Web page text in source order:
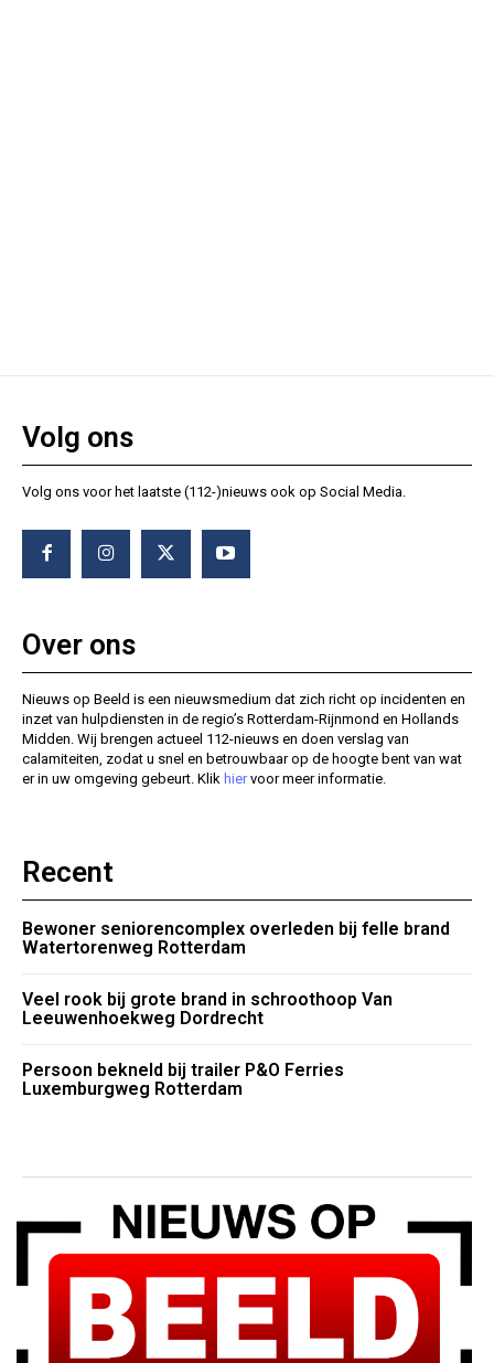
Volg ons
Volg ons voor het laatste (112-)nieuws ook op Social Media.
Over ons
Nieuws op Beeld is een nieuwsmedium dat zich richt op incidenten en
inzet van hulpdiensten in de regio’s Rotterdam-Rijnmond en Hollands
Midden. Wij brengen actueel 112-nieuws en doen verslag van
calamiteiten, zodat u snel en betrouwbaar op de hoogte bent van wat
er in uw omgeving gebeurt. Klik hiervoor meer informatie.
Recent
Bewoner seniorencomplex overleden bij felle brand
Watertorenweg Rotterdam
Veel rook bij grote brand in schroothoop Van
Leeuwenhoekweg Dordrecht
Persoon bekneld bij trailer P&O Ferries
Luxemburgweg Rotterdam